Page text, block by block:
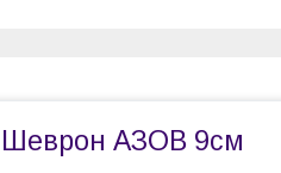
Шеврон АЗОВ 9см